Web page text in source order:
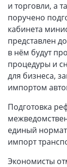
и торговли, а
поручено
кабинета
представлен
в нём будут
процедуры и
для бизнеса,
импортом
Подготовка
единый
импорт
Экономисты